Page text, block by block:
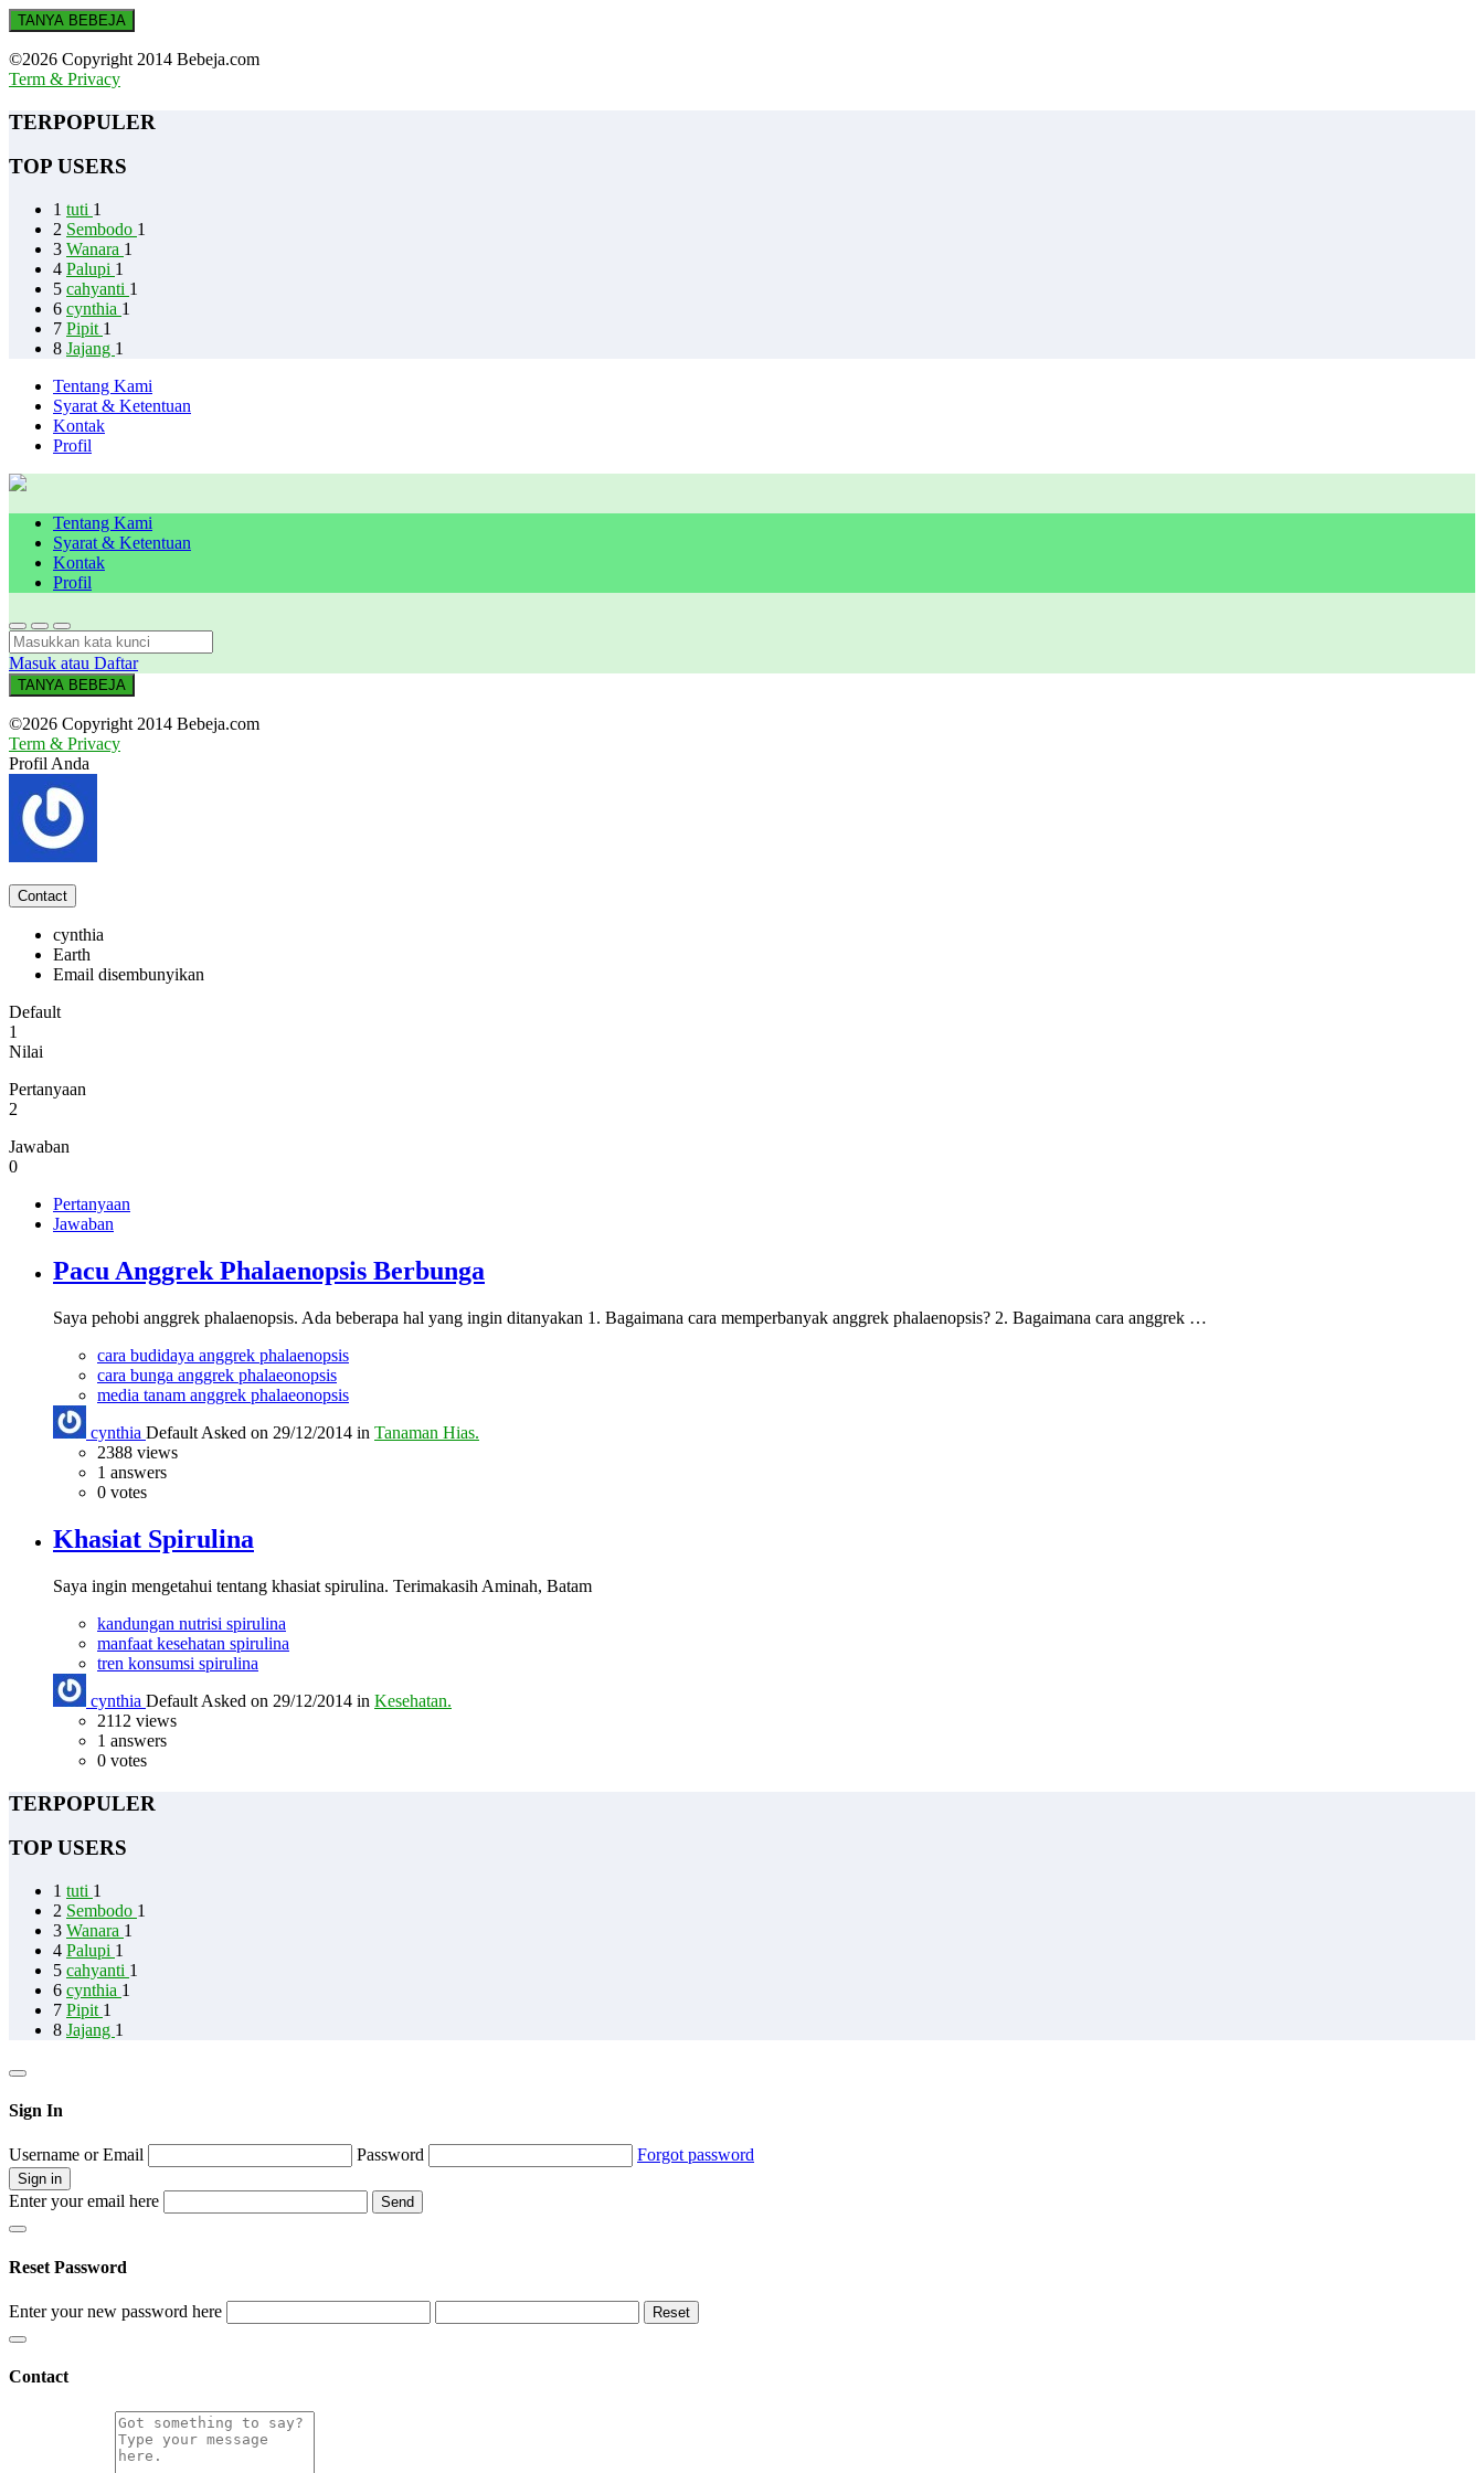
TANYA BEBEJA
©2026 Copyright 2014 Bebeja.com
Term & Privacy
TERPOPULER
TOP USERS
1 tuti 1
2 Sembodo 1
3 Wanara 1
4 Palupi 1
5 cahyanti 1
6 cynthia 1
7 Pipit 1
8 Jajang 1
Tentang Kami
Syarat & Ketentuan
Kontak
Profil
Tentang Kami
Syarat & Ketentuan
Kontak
Profil
Masuk atau Daftar
TANYA BEBEJA
©2026 Copyright 2014 Bebeja.com
Term & Privacy
Profil Anda
Contact
cynthia
Earth
Email disembunyikan
Default
1
Nilai
Pertanyaan
2
Jawaban
0
Pertanyaan
Jawaban
Pacu Anggrek Phalaenopsis Berbunga
Saya pehobi anggrek phalaenopsis. Ada beberapa hal yang ingin ditanyakan 1. Bagaimana cara memperbanyak anggrek phalaenopsis? 2. Bagaimana cara anggrek …
cara budidaya anggrek phalaenopsis
cara bunga anggrek phalaeonopsis
media tanam anggrek phalaeonopsis
cynthia Default Asked on 29/12/2014 in Tanaman Hias.
2388 views
1 answers
0 votes
Khasiat Spirulina
Saya ingin mengetahui tentang khasiat spirulina. Terimakasih Aminah, Batam
kandungan nutrisi spirulina
manfaat kesehatan spirulina
tren konsumsi spirulina
cynthia Default Asked on 29/12/2014 in Kesehatan.
2112 views
1 answers
0 votes
TERPOPULER
TOP USERS
1 tuti 1
2 Sembodo 1
3 Wanara 1
4 Palupi 1
5 cahyanti 1
6 cynthia 1
7 Pipit 1
8 Jajang 1
Sign In
Username or Email Password Forgot password
Enter your email here
Reset Password
Enter your new password here
Contact